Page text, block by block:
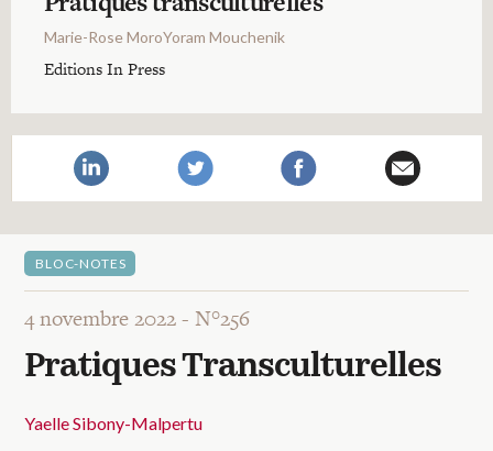
Entretiens
Revues
Colloque
Mon panier
Mon compte
Marie-Rose MoroYoram Mouchenik
Editions In Press
BLOC-NOTES
4 novembre 2022 -N°256
Pratiques Transculturelles
Yaelle Sibony-Malpertu